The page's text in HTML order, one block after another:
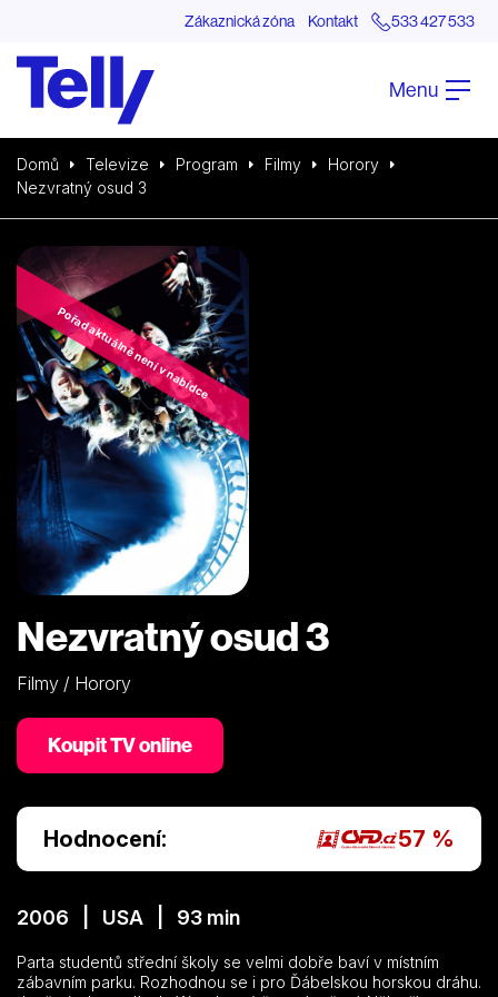
Zákaznická zóna Kontakt 533 427 533
Menu
Domů Televize Program Filmy
Horory
Nezvratný osud 3
Pořad aktuálně není v nabídce
Nezvratný osud 3
Filmy / Horory
Koupit TV online
Hodnocení: 57 %
2006 | USA | 93 min
Parta studentů střední školy se velmi dobře baví v místním
zábavním parku. Rozhodnou se i pro Ďábelskou horskou dráhu.